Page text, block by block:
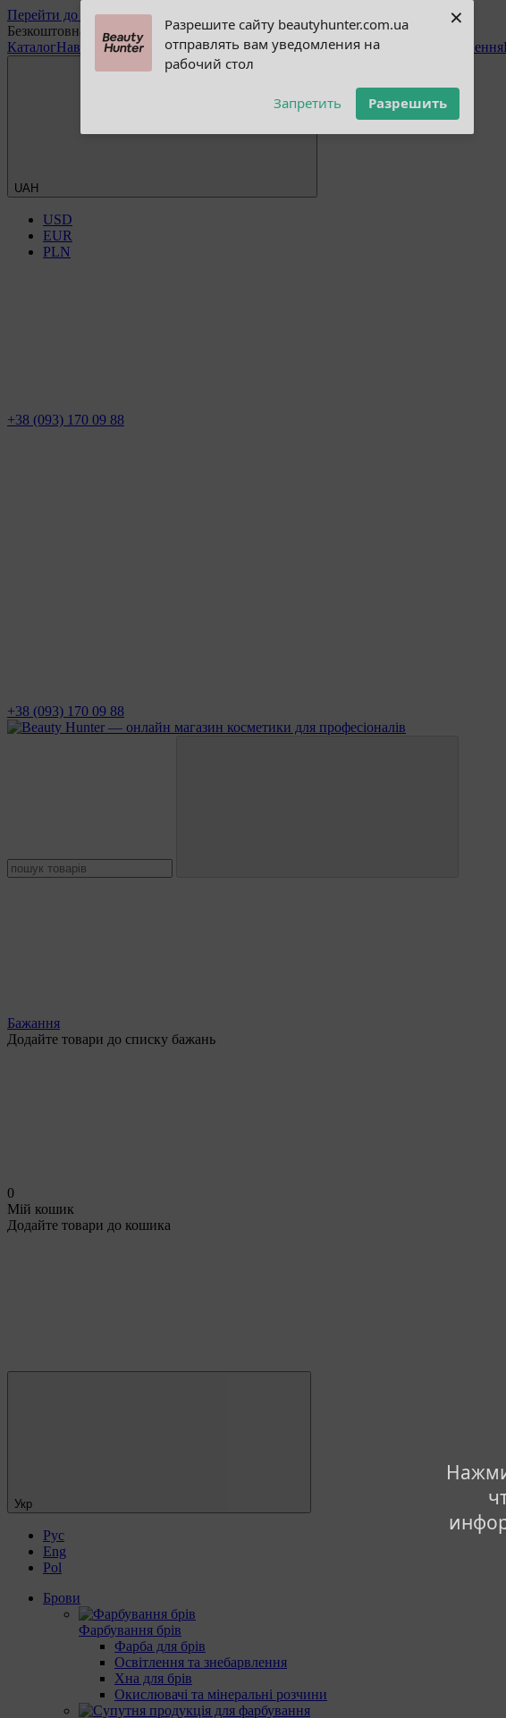
Разрешите сайту beautyhunter.com.ua
отправлять вам уведомления на
рабочий стол
Запретить Разрешить
×
Subscribe to our
notifications!
To enable permission prompts, click
on the notification icon
Перейти до основного контенту
Безкоштовна доставка при замовленні від 2500 грн
КаталогНавчанняБлог Discount ClubОптОплата та доставкаОбмін та повернення
UAH
USD
EUR
PLN
+38 (093) 170 09 88
+38 (093) 170 09 88
Бажання
Додайте товари до списку бажань
0
Мій кошик
Додайте товари до кошика
Укр
Рус
Eng
Pol
Брови
Фарбування брів
Фарба для брів
Освітлення та знебарвлення
Хна для брів
Окислювачі та мінеральні розчини